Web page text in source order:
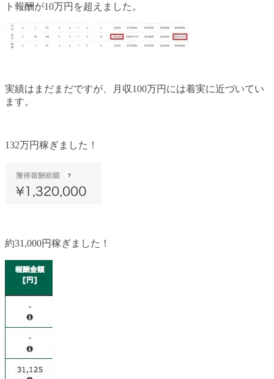
ト報酬が10万円を超えました。
実績はまだまだですが、月収100万円には着実に近づいてい
ます。
132万円稼ぎました！
約31,000円稼ぎました！